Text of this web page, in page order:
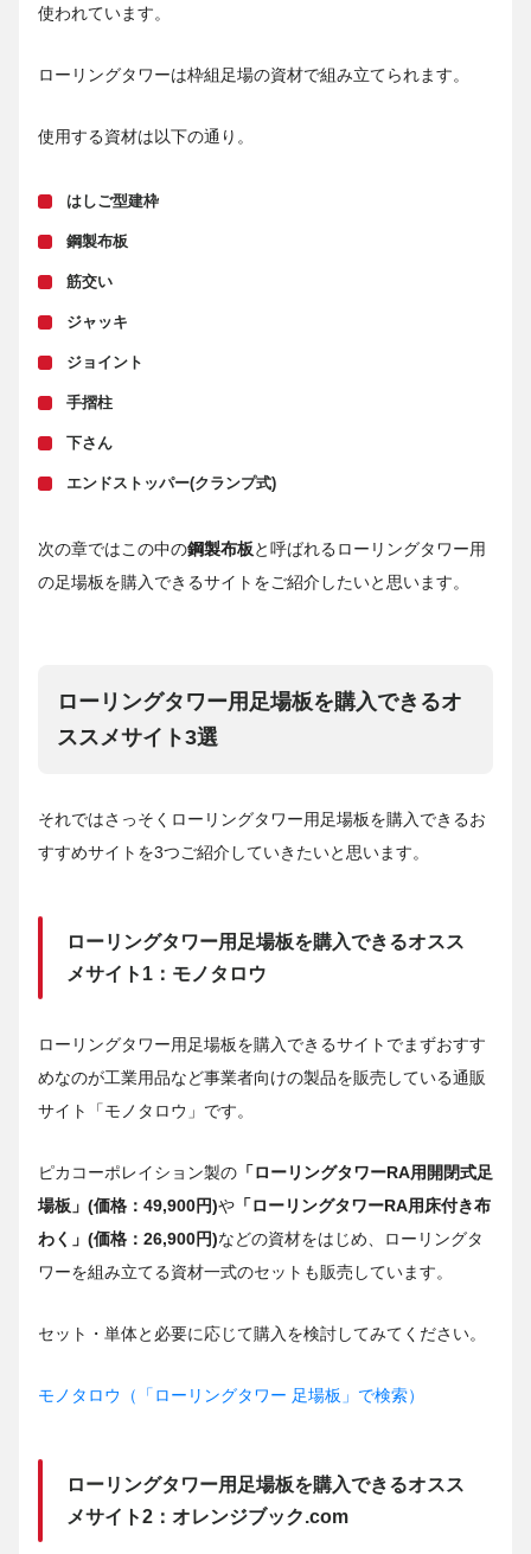
使われています。
ローリングタワーは枠組足場の資材で組み立てられます。
使用する資材は以下の通り。
はしご型建枠
鋼製布板
筋交い
ジャッキ
ジョイント
手摺柱
下さん
エンドストッパー(クランプ式)
次の章ではこの中の鋼製布板と呼ばれるローリングタワー用
の足場板を購入できるサイトをご紹介したいと思います。
ローリングタワー用足場板を購入できるオ
ススメサイト3選
それではさっそくローリングタワー用足場板を購入できるお
すすめサイトを3つご紹介していきたいと思います。
ローリングタワー用足場板を購入できるオスス
メサイト1：モノタロウ
ローリングタワー用足場板を購入できるサイトでまずおすす
めなのが工業用品など事業者向けの製品を販売している通販
サイト「モノタロウ」です。
ピカコーポレイション製の 「ローリングタワーRA用開閉式足
場板」(価格：49,900円)や 「ローリングタワーRA用床付き布
わく」(価格：26,900円)などの資材をはじめ、ローリングタ
ワーを組み立てる資材一式のセットも販売しています。
セット・単体と必要に応じて購入を検討してみてください。
モノタロウ（「ローリングタワー 足場板」で検索）
ローリングタワー用足場板を購入できるオスス
メサイト2：オレンジブック.com